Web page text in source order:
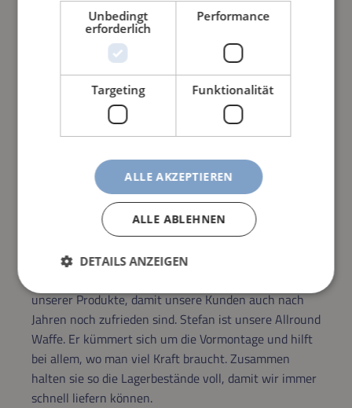
TEAM MONTAGE
Maxim baut jeden einzelnen Sauger in unserer
Montage zusammen. Mit Präzision und Können ist er
unserer Produkte, damit unsere Kunden auch nach
Jahren noch zufrieden sind. Stefan ist unsere Allround
Waffe. Er kümmert sich um die Vormontage und hilft
bei allem, wo man viel Kraft braucht. Zusammen
halten sie so die Lagerbestände voll, damit wir immer
schnell liefern können.
Unbedingt
erforderlich
Performance
Targeting Funktionalität
ALLE AKZEPTIEREN
ALLE ABLEHNEN
DETAILS ANZEIGEN